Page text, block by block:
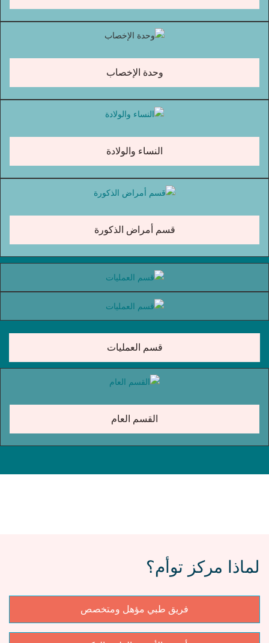
وحدة الإخصاب
النساء والولادة
قسم أمراض الذكورة
قسم العمليات
القسم العام
لماذا مركز توأم؟
فريق طبي مؤهل ومتخصص